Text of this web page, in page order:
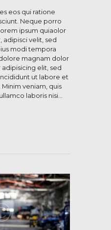
eos qui ratione
Neque porro
ipsum quiaolor
adipisci velit, sed
modi tempora
magnam dolor
elit, sed
ut labore et
veniam, quis
laboris nisi…